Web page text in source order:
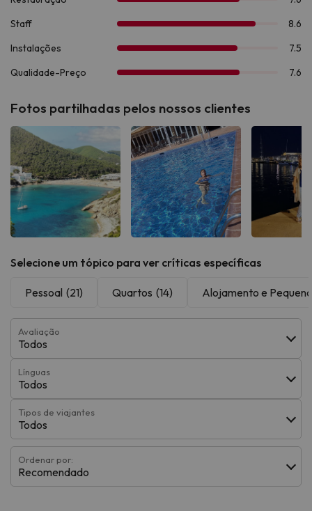
Fotos partilhadas pelos nossos clientes
Selecione um tópico para ver críticas específicas
Pessoal (21) Quartos (14) Alojamento e
Avaliação
Todos
Línguas
Todos
Tipos de viajantes
Todos
Ordenar por:
Recomendado